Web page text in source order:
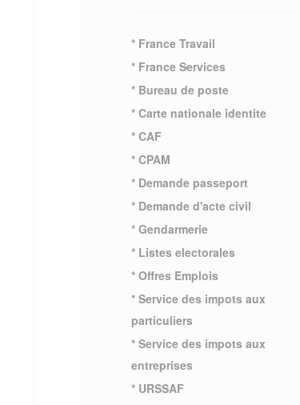
* France Travail
* France Services
* Bureau de poste
* Carte nationale identite
* CAF
* CPAM
* Demande passeport
* Demande d'acte civil
* Gendarmerie
* Listes electorales
* Offres Emplois
* Service des impots aux
particuliers
* Service des impots aux
entreprises
* URSSAF